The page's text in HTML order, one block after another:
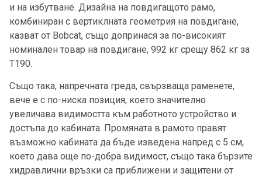
и на избутване. Дизайна на повдигащото рамо,
комбиниран с вертиклната геометрия на повдигане,
казват от Bobcat, също допринася за по-високият
номинален товар на повдигане, 992 кг срещу 862 кг за
Т190.
Също така, напречната греда, свързваща раменете,
вече е с по-ниска позиция, което значително
увеличава видимостта към работното устройство и
достъпа до кабината. Промяната в рамото правят
възможно кабината да бъде изведена напред с 5 см,
което дава още по-добра видимост, също така бързите
хидравлични връзки са приближени и защитени от